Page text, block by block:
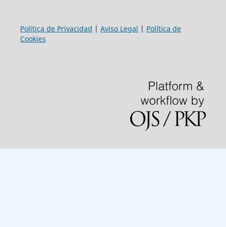
Política de Privacidad | Aviso Legal | Política de
Cookies